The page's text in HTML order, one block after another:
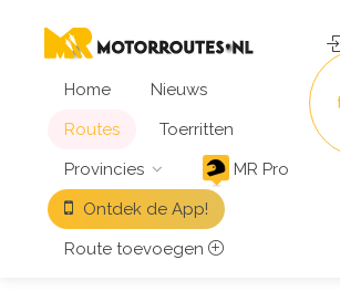
Home
Nieuws
Routes
Toerritten
Provincies
MR Pro
Ontdek de App!
Route toevoegen